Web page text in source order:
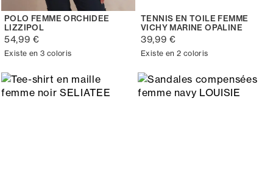
POLO FEMME ORCHIDEE
LIZZIPOL
54,99 €
Existe en 3 coloris
TENNIS EN TOILE FEMME
VICHY MARINE OPALINE
39,99 €
Existe en 2 coloris